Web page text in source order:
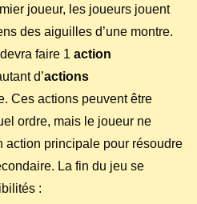
joueur, les joueurs jouent
des aiguilles d’une montre.
faire 1 action
d’actions
Ces actions peuvent être
ordre, mais le joueur ne
action principale pour résoudre
La fin du jeu se
: